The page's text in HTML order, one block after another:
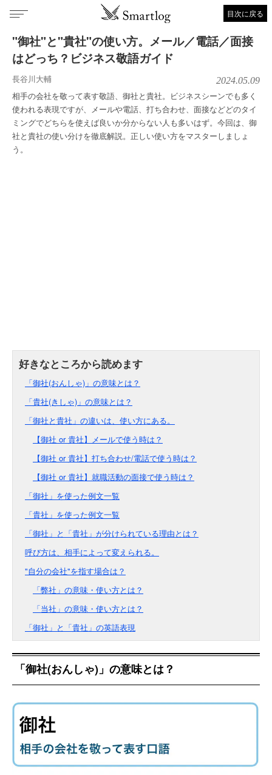
目次に戻る
"御社"と"貴社"の使い方。メール／電話／面接
はどっち？ビジネス敬語ガイド
長谷川大輔 2024.05.09
相手の会社を敬って表す敬語、御社と貴社。ビジネスシーンでも多く
使われる表現ですが、メールや電話、打ち合わせ、面接などどのタイ
ミングでどちらを使えば良いか分からない人も多いはず。今回は、御
社と貴社の使い分けを徹底解説。正しい使い方をマスターしましょ
う。
「御社(おんしゃ)」の意味とは？
「貴社(きしゃ)」の意味とは？
「御社と貴社」の違いは、使い方にある。
【御社 or 貴社】メールで使う時は？
【御社 or 貴社】打ち合わせ/電話で使う時は？
【御社 or 貴社】就職活動の面接で使う時は？
「御社」を使った例文一覧
「貴社」を使った例文一覧
「御社」と「貴社」が分けられている理由とは？
呼び方は、相手によって変えられる。
"自分の会社"を指す場合は？
「弊社」の意味・使い方とは？
「当社」の意味・使い方とは？
「御社」と「貴社」の英語表現
「御社(おんしゃ)」の意味とは？